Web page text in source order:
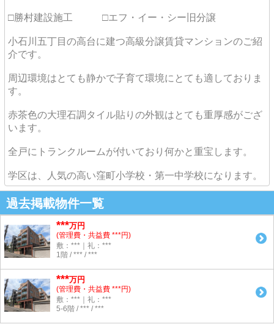
□勝村建設施工 □エフ・イー・シー旧分譲
小石川五丁目の高台に建つ高級分譲賃貸マンションのご紹
介です。
周辺環境はとても静かで子育て環境にとても適しておりま
す。
赤茶色の大理石調タイル貼りの外観はとても重厚感がござ
います。
全戸にトランクルームが付いており何かと重宝します。
学区は、人気の高い窪町小学校・第一中学校になります。
過去掲載物件一覧
***万円
(管理費・共益費 ***円)
敷：***｜礼：***
1階 / *** / ***
***万円
(管理費・共益費 ***円)
敷：***｜礼：***
5-6階 / *** / ***